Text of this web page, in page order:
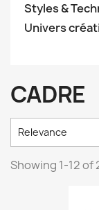
Styles &
Univers
CADRE
Relevance
Showing 1-12 of